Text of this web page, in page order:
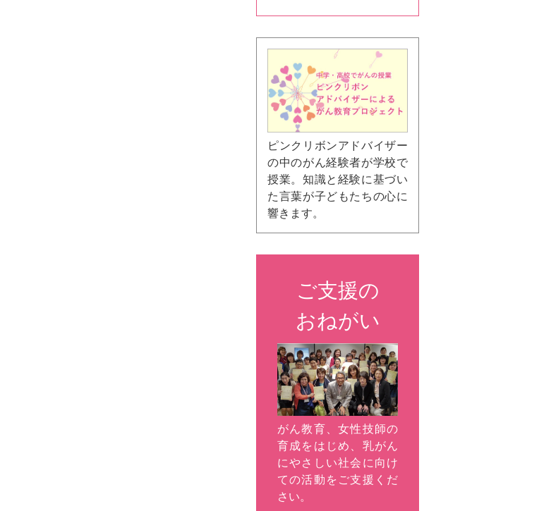
ピンクリボンアドバイザー
の中のがん経験者が学校で
授業。知識と経験に基づい
た言葉が子どもたちの心に
響きます。
ご支援の
おねがい
がん教育、女性技師の
育成をはじめ、乳がん
にやさしい社会に向け
ての活動をご支援くだ
さい。